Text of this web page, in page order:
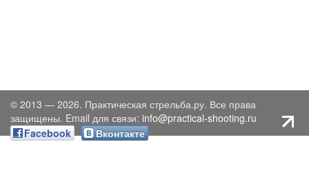
© 2013 — 2026. Практическая стрельба.ру. Все права
защищены. Email для связи: info@practical-shooting.ru
Facebook
Вконтакте